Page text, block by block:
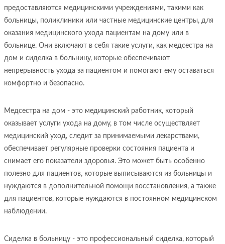
предоставляются медицинскими учреждениями, такими как
больницы, поликлиники или частные медицинские центры, для
оказания медицинского ухода пациентам на дому или в
больнице. Они включают в себя такие услуги, как медсестра на
дом и сиделка в больницу, которые обеспечивают
непрерывность ухода за пациентом и помогают ему оставаться
комфортно и безопасно.
Медсестра на дом - это медицинский работник, который
оказывает услуги ухода на дому, в том числе осуществляет
медицинский уход, следит за принимаемыми лекарствами,
обеспечивает регулярные проверки состояния пациента и
снимает его показатели здоровья. Это может быть особенно
полезно для пациентов, которые выписываются из больницы и
нуждаются в дополнительной помощи восстановления, а также
для пациентов, которые нуждаются в постоянном медицинском
наблюдении.
Сиделка в больницу - это профессиональный сиделка, который